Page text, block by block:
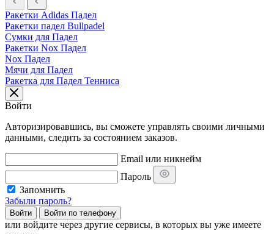
Ракетки Adidas Падел
Ракетки падел Bullpadel
Сумки для Падел
Ракетки Nox Падел
Nox Падел
Мячи для Падел
Ракетка для Падел Тенниса
Войти
Авторизировавшись, вы сможете управлять своими личными
данными, следить за состоянием заказов.
Email или никнейм
Пароль
Запомнить
Забыли пароль?
Войти Войти по телефону
или войдите через другие сервисы, в которых вы уже имеете